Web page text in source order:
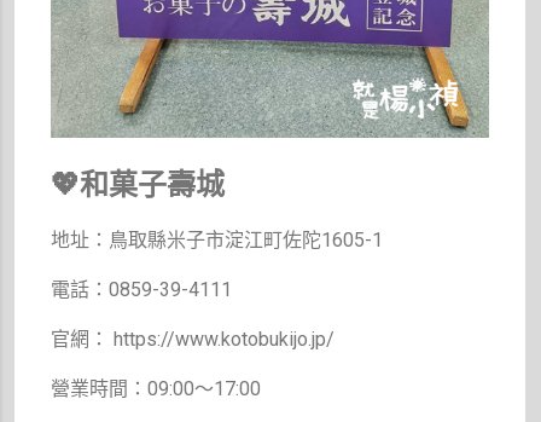
💖和菓子壽城
地址：鳥取縣米子市淀江町佐陀1605-1
電話：0859-39-4111
官網： https://www.kotobukijo.jp/
營業時間：09:00～17:00